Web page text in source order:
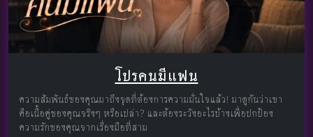
โปรคนมีแฟน
ความสัมพันธ์ของคุณมาถึงจุดที่ต้องการความมั่นใจแล้ว! มาดูกันว่าเขา
คือเนื้อคู่ของคุณจริงๆ หรือเปล่า? และต้องระวังอะไรบ้างเพื่อปกป้อง
ความรักของคุณจากเรื่องมือที่สาม